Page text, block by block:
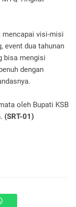
mencapai visi-misi
event dua tahunan
bisa mengisi
dengan
oleh Bupati KSB
(SRT-01)